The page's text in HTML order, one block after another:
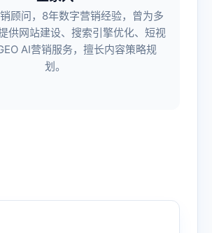
顾问，8年数字营销经验，曾为多
供网站建设、搜索引擎优化、短视
AI营销服务，擅长内容策略规
划。